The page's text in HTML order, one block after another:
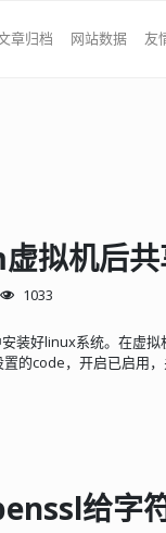
章归档 网站数据 友
拟机后
1033
装好linux系统。在虚
的code，开启已启用
给字